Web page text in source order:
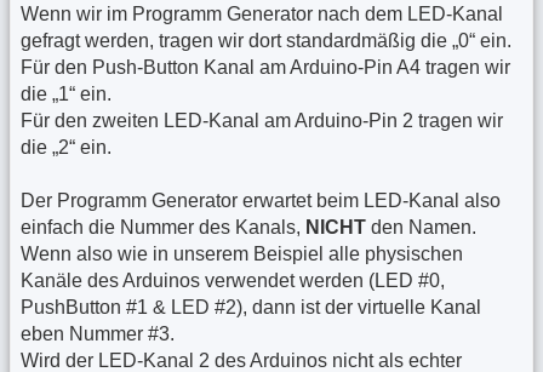
Wenn wir im Programm Generator nach dem LED-Kanal
gefragt werden, tragen wir dort standardmäßig die „0“ ein.
Für den Push-Button Kanal am Arduino-Pin A4 tragen wir
die „1“ ein.
Für den zweiten LED-Kanal am Arduino-Pin 2 tragen wir
die „2“ ein.
Der Programm Generator erwartet beim LED-Kanal also
einfach die Nummer des Kanals, NICHT den Namen.
Wenn also wie in unserem Beispiel alle physischen
Kanäle des Arduinos verwendet werden (LED #0,
PushButton #1 & LED #2), dann ist der virtuelle Kanal
eben Nummer #3.
Wird der LED-Kanal 2 des Arduinos nicht als echter